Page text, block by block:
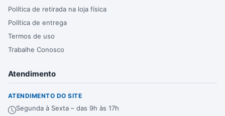
Política de retirada na loja física
Política de entrega
Termos de uso
Trabalhe Conosco
Atendimento
ATENDIMENTO DO SITE
Segunda à Sexta – das 9h às 17h